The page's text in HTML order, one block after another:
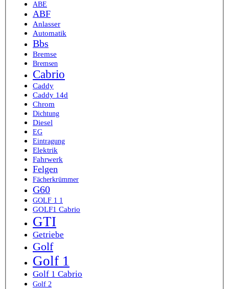
ABE
ABF
Anlasser
Automatik
Bbs
Bremse
Bremsen
Cabrio
Caddy
Caddy 14d
Chrom
Dichtung
Diesel
EG
Eintragung
Elektrik
Fahrwerk
Felgen
Fächerkrümmer
G60
GOLF 1 1
GOLF1 Cabrio
GTI
Getriebe
Golf
Golf 1
Golf 1 Cabrio
Golf 2